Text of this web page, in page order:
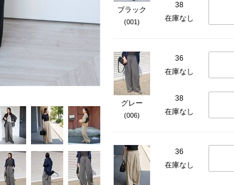
ブラック
(001)
38
在庫なし
グレー
(006)
36
在庫なし
38
在庫なし
36
在庫なし